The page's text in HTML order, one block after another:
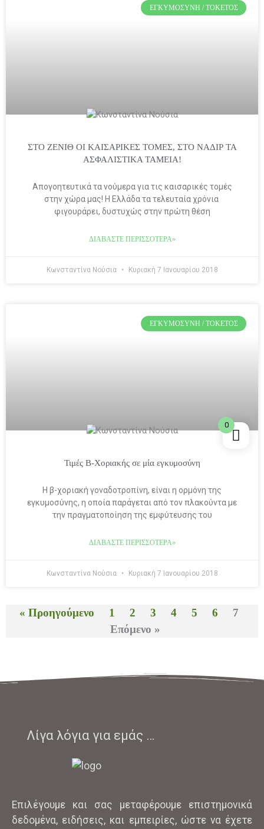
ΕΓΚΥΜΟΣΎΝΗ / ΤΟΚΕΤΌΣ
ΣΤΟ ΖΕΝΙΘ ΟΙ ΚΑΙΣΑΡΙΚΕΣ ΤΟΜΕΣ, ΣΤΟ ΝΑΔΙΡ ΤΑ
ΑΣΦΑΛΙΣΤΙΚΑ ΤΑΜΕΙΑ!
Απογοητευτικά τα νούμερα για τις καισαρικές τομές
στην χώρα μας! Η Ελλάδα τα τελευταία χρόνια
φιγουράρει, δυστυχώς στην πρώτη θέση
ΔΙΑΒΆΣΤΕ ΠΕΡΙΣΣΌΤΕΡΑ»
Κωνσταντίνα Νούσια Κυριακή 7 Ιανουαρίου 2018
ΕΓΚΥΜΟΣΎΝΗ / ΤΟΚΕΤΌΣ
Τιμές Β-Χοριακής σε μία εγκυμοσύνη
Η β-χοριακή γοναδοτροπίνη, είναι η ορμόνη της
εγκυμοσύνης, η οποία παράγεται από τον πλακούντα με
την πραγματοποίηση της εμφύτευσης του
ΔΙΑΒΆΣΤΕ ΠΕΡΙΣΣΌΤΕΡΑ»
Κωνσταντίνα Νούσια Κυριακή 7 Ιανουαρίου 2018
« Προηγούμενο 1 2 3 4 5 6
7
Επόμενο »
Λίγα λόγια για εμάς …
Επιλέγουμε και σας μεταφέρουμε επιστημονικά
δεδομένα, ειδήσεις, και εμπειρίες, ώστε να έχετε
0